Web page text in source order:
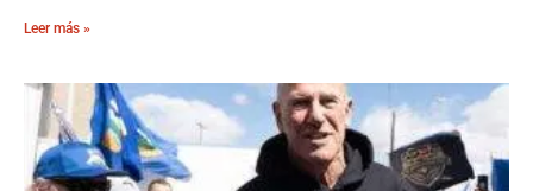
Leer más »